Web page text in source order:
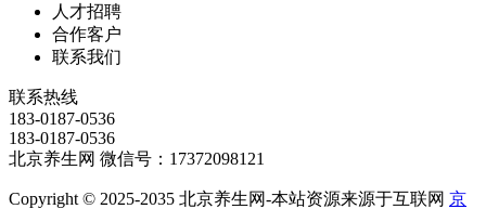
人才招聘
合作客户
联系我们
联系热线
183-0187-0536
183-0187-0536
北京养生网 微信号：17372098121
Copyright © 2025-2035 北京养生网-本站资源来源于互联网 京